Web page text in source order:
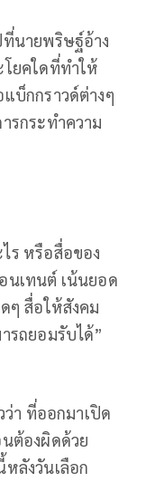
ที่นายพริษฐ์อ้าง
ยคใดที่ทำให้
บ็กกราวด์ต่างๆ
รกระทำความ
ร หรือสื่อของ
นเทนต์ เน้นยอด
ๆ สื่อให้สังคม
รถยอมรับได้”
า ที่ออกมาเปิด
นต้องผิดด้วย
ลังวันเลือก